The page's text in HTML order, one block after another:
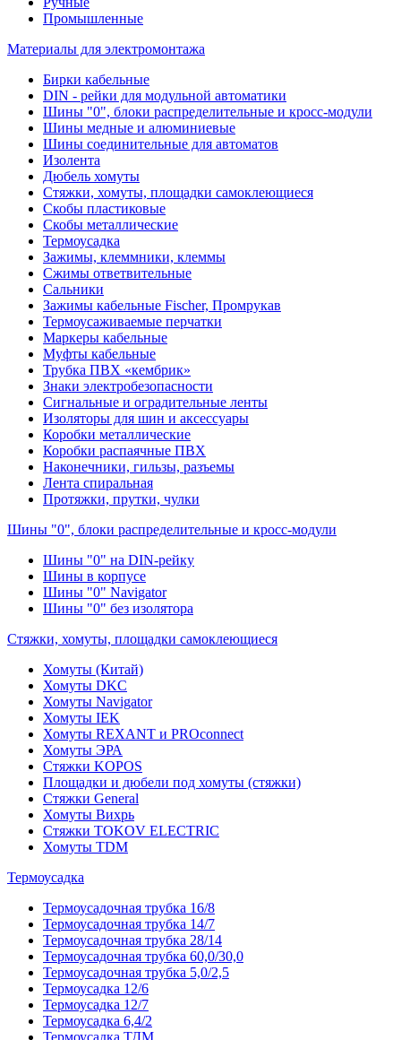
Промышленные
Материалы для электромонтажа
Бирки кабельные
DIN - рейки для модульной автоматики
Шины "0", блоки распределительные и кросс-модули
Шины медные и алюминиевые
Шины соединительные для автоматов
Изолента
Дюбель хомуты
Стяжки, хомуты, площадки самоклеющиеся
Скобы пластиковые
Скобы металлические
Термоусадка
Зажимы, клеммники, клеммы
Сжимы ответвительные
Сальники
Зажимы кабельные Fischer, Промрукав
Термоусаживаемые перчатки
Маркеры кабельные
Муфты кабельные
Трубка ПВХ «кембрик»
Знаки электробезопасности
Сигнальные и оградительные ленты
Изоляторы для шин и аксессуары
Коробки металлические
Коробки распаячные ПВХ
Наконечники, гильзы, разъемы
Лента спиральная
Протяжки, прутки, чулки
Шины "0", блоки распределительные и кросс-модули
Шины "0" на DIN-рейку
Шины в корпусе
Шины "0" Navigator
Шины "0" без изолятора
Стяжки, хомуты, площадки самоклеющиеся
Хомуты (Китай)
Хомуты DKC
Хомуты Navigator
Хомуты IEK
Хомуты REXANT и PROconnect
Хомуты ЭРА
Стяжки KOPOS
Площадки и дюбели под хомуты (стяжки)
Стяжки General
Хомуты Вихрь
Стяжки TOKOV ELECTRIC
Хомуты TDM
Термоусадка
Термоусадочная трубка 16/8
Термоусадочная трубка 14/7
Термоусадочная трубка 28/14
Термоусадочная трубка 60,0/30,0
Термоусадочная трубка 5,0/2,5
Термоусадка 12/6
Термоусадка 12/7
Термоусадка 6,4/2
Термоусадка ТДМ